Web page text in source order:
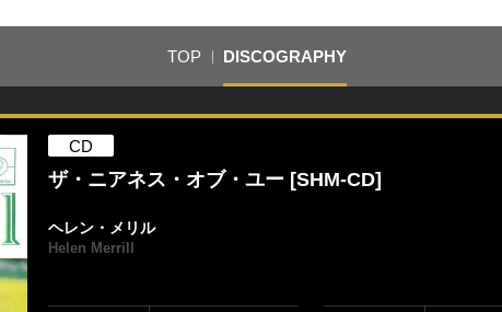
TOP DISCOGRAPHY
CD
ザ・ニアネス・オブ・ユー [SHM-CD]
ヘレン・メリル
Helen Merrill